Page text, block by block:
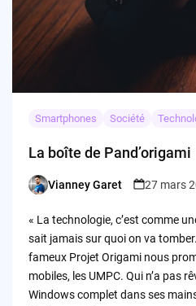
Smartphones Société
La boîte de Pand’origami
Posted
Vianney Garet 27 mars
« La technologie, c’est comme
sait jamais sur quoi on va
fameux Projet Origami nous
mobiles, les UMPC. Qui n’a pas
Windows complet dans ses